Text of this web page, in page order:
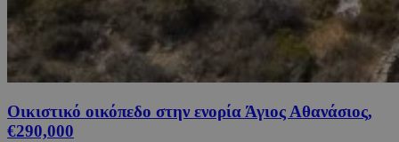
Οικιστικό οικόπεδο στην ενορία Άγιος Αθανάσιος,
€290,000